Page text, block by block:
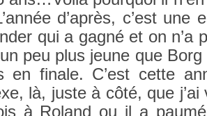
d’après, c’est une
qui a gagné et on n’a
peu plus jeune que
en fin­ale. C’est cette
là, juste à côté, que
à Roland ou il a